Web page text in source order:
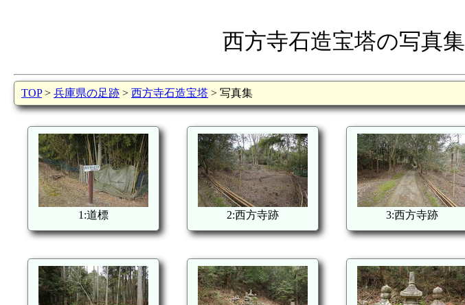
西方寺石造宝塔の写真集
TOP> 兵庫県の足跡 > 西方寺石造宝塔 > 写真集
1:道標 2:西方寺跡 3:西方寺跡